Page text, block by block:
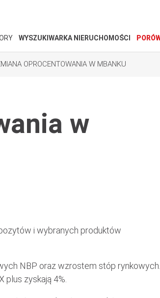
WYSZUKIWARKA NIERUCHOMOŚCI
OPROCENTOWANIA W MBANKU
w
i wybranych produktów
NBP oraz wzrostem stóp rynkowych.
zyskają 4%.